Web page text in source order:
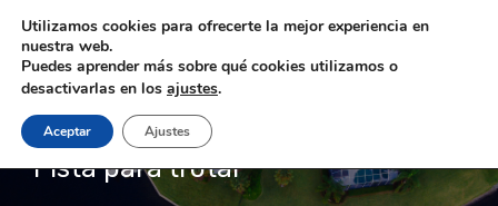
Property Feature
Pista para trotar
Utilizamos cookies para ofrecerte la mejor experiencia en
nuestra web.
Puedes aprender más sobre qué cookies utilizamos o
desactivarlas en los ajustes.
Aceptar Ajustes